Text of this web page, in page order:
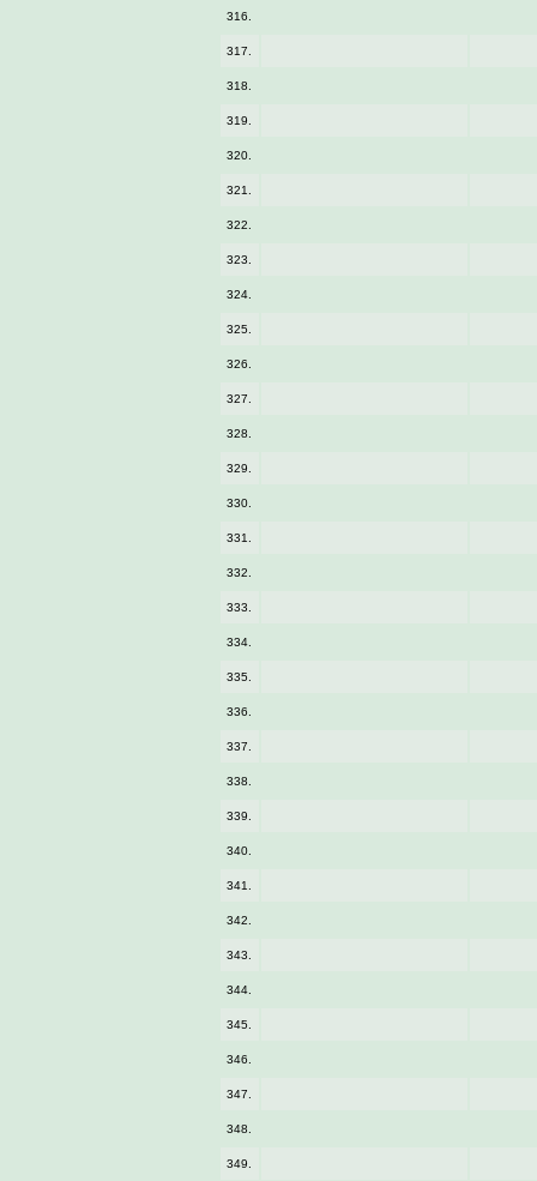
316.
317.
318.
319.
320.
321.
322.
323.
324.
325.
326.
327.
328.
329.
330.
331.
332.
333.
334.
335.
336.
337.
338.
339.
340.
341.
342.
343.
344.
345.
346.
347.
348.
349.